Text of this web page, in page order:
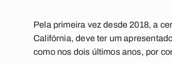
Pela primeira vez desde 2018, a
Califórnia, deve ter um
como nos dois últimos anos, por